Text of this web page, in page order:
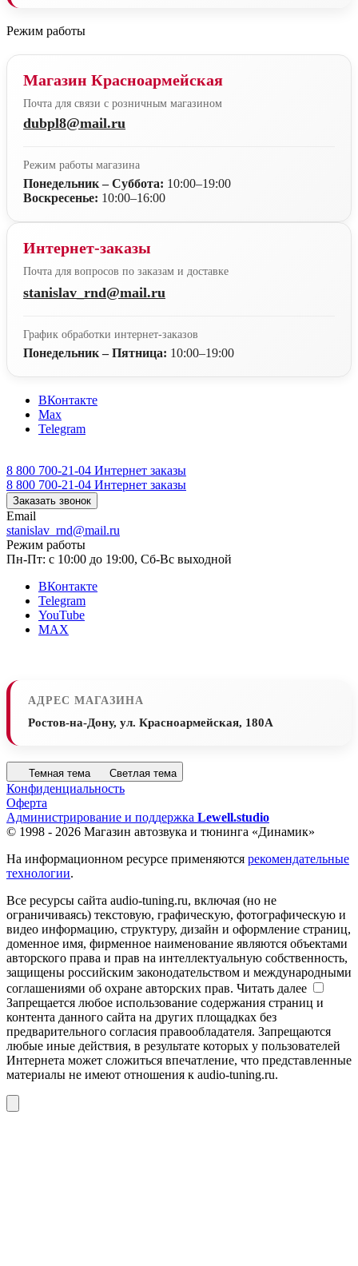
Режим работы
Магазин Красноармейская
Почта для связи с розничным магазином
dubpl8@mail.ru
Режим работы магазина
Понедельник – Суббота: 10:00–19:00
Воскресенье: 10:00–16:00
Интернет-заказы
Почта для вопросов по заказам и доставке
stanislav_rnd@mail.ru
График обработки интернет-заказов
Понедельник – Пятница: 10:00–19:00
ВКонтакте
Max
Telegram
8 800 700-21-04 Интернет заказы
8 800 700-21-04 Интернет заказы
Заказать звонок
Email
stanislav_rnd@mail.ru
Режим работы
Пн-Пт: с 10:00 до 19:00, Сб-Вс выходной
ВКонтакте
Telegram
YouTube
MAX
АДРЕС МАГАЗИНА
Ростов-на-Дону, ул. Красноармейская, 180А
Темная тема Светлая тема
Конфиденциальность
Оферта
Администрирование и поддержка Lewell.studio
© 1998 - 2026 Магазин автозвука и тюнинга «Динамик»
На информационном ресурсе применяются рекомендательные
технологии.
Все ресурсы сайта audio-tuning.ru, включая (но не
ограничиваясь) текстовую, графическую, фотографическую и
видео информацию, структуру, дизайн и оформление страниц,
доменное имя, фирменное наименование являются объектами
авторского права и прав на интеллектуальную собственность,
защищены российским законодательством и международными
соглашениями об охране авторских прав. Читать далее
Запрещается любое использование содержания страниц и
контента данного сайта на других площадках без
предварительного согласия правообладателя. Запрещаются
любые иные действия, в результате которых у пользователей
Интернета может сложиться впечатление, что представленные
материалы не имеют отношения к audio-tuning.ru.